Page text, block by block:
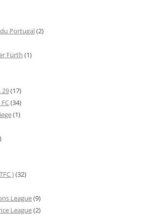
Portugal(2)
Fürth (1)
29(17)
(34)
(1)
)(32)
League(9)
League(2)